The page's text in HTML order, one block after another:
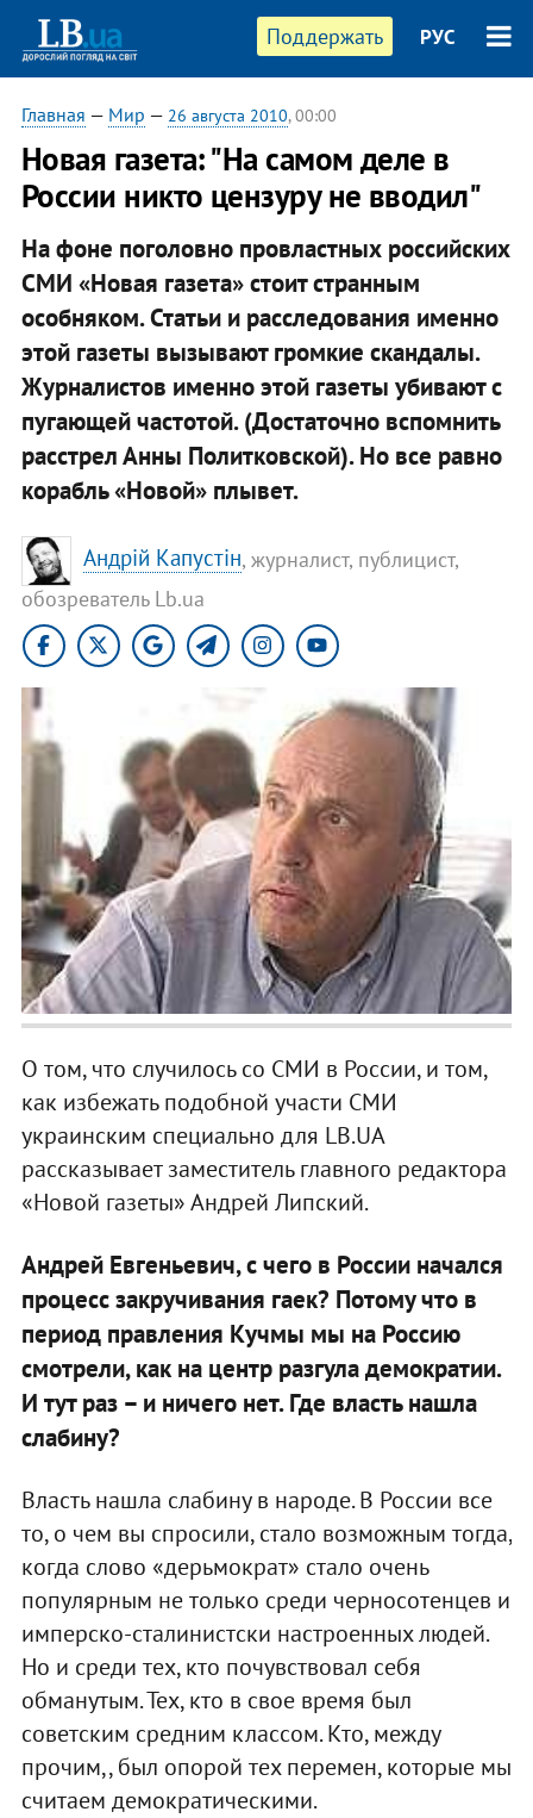
Поддержать РУС
Главная — Мир — 26 августа 2010, 00:00
​Новая газета: "На самом деле в
России никто цензуру не вводил"
На фоне поголовно провластных российских
СМИ «Новая газета» стоит странным
особняком. Статьи и расследования именно
этой газеты вызывают громкие скандалы.
Журналистов именно этой газеты убивают с
пугающей частотой. (Достаточно вспомнить
расстрел Анны Политковской). Но все равно
корабль «Новой» плывет.
Андрій Капустін, журналист, публицист,
обозреватель Lb.ua
О том, что случилось со СМИ в России, и том,
как избежать подобной участи СМИ
украинским специально для LB.UA
рассказывает заместитель главного редактора
«Новой газеты» Андрей Липский.
Андрей Евгеньевич, с чего в России начался
процесс закручивания гаек? Потому что в
период правления Кучмы мы на Россию
смотрели, как на центр разгула демократии.
И тут раз – и ничего нет. Где власть нашла
слабину?
Власть нашла слабину в народе. В России все
то, о чем вы спросили, стало возможным тогда,
когда слово «дерьмократ» стало очень
популярным не только среди черносотенцев и
имперско-сталинистски настроенных людей.
Но и среди тех, кто почувствовал себя
обманутым. Тех, кто в свое время был
советским средним классом. Кто, между
прочим,, был опорой тех перемен, которые мы
считаем демократическими.